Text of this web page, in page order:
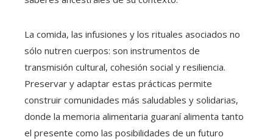
La comida, las infusiones y los rituales asociados no
sólo nutren cuerpos: son instrumentos de
transmisión cultural, cohesión social y resiliencia.
Preservar y adaptar estas prácticas permite
construir comunidades más saludables y solidarias,
donde la memoria alimentaria guaraní alimenta tanto
el presente como las posibilidades de un futuro